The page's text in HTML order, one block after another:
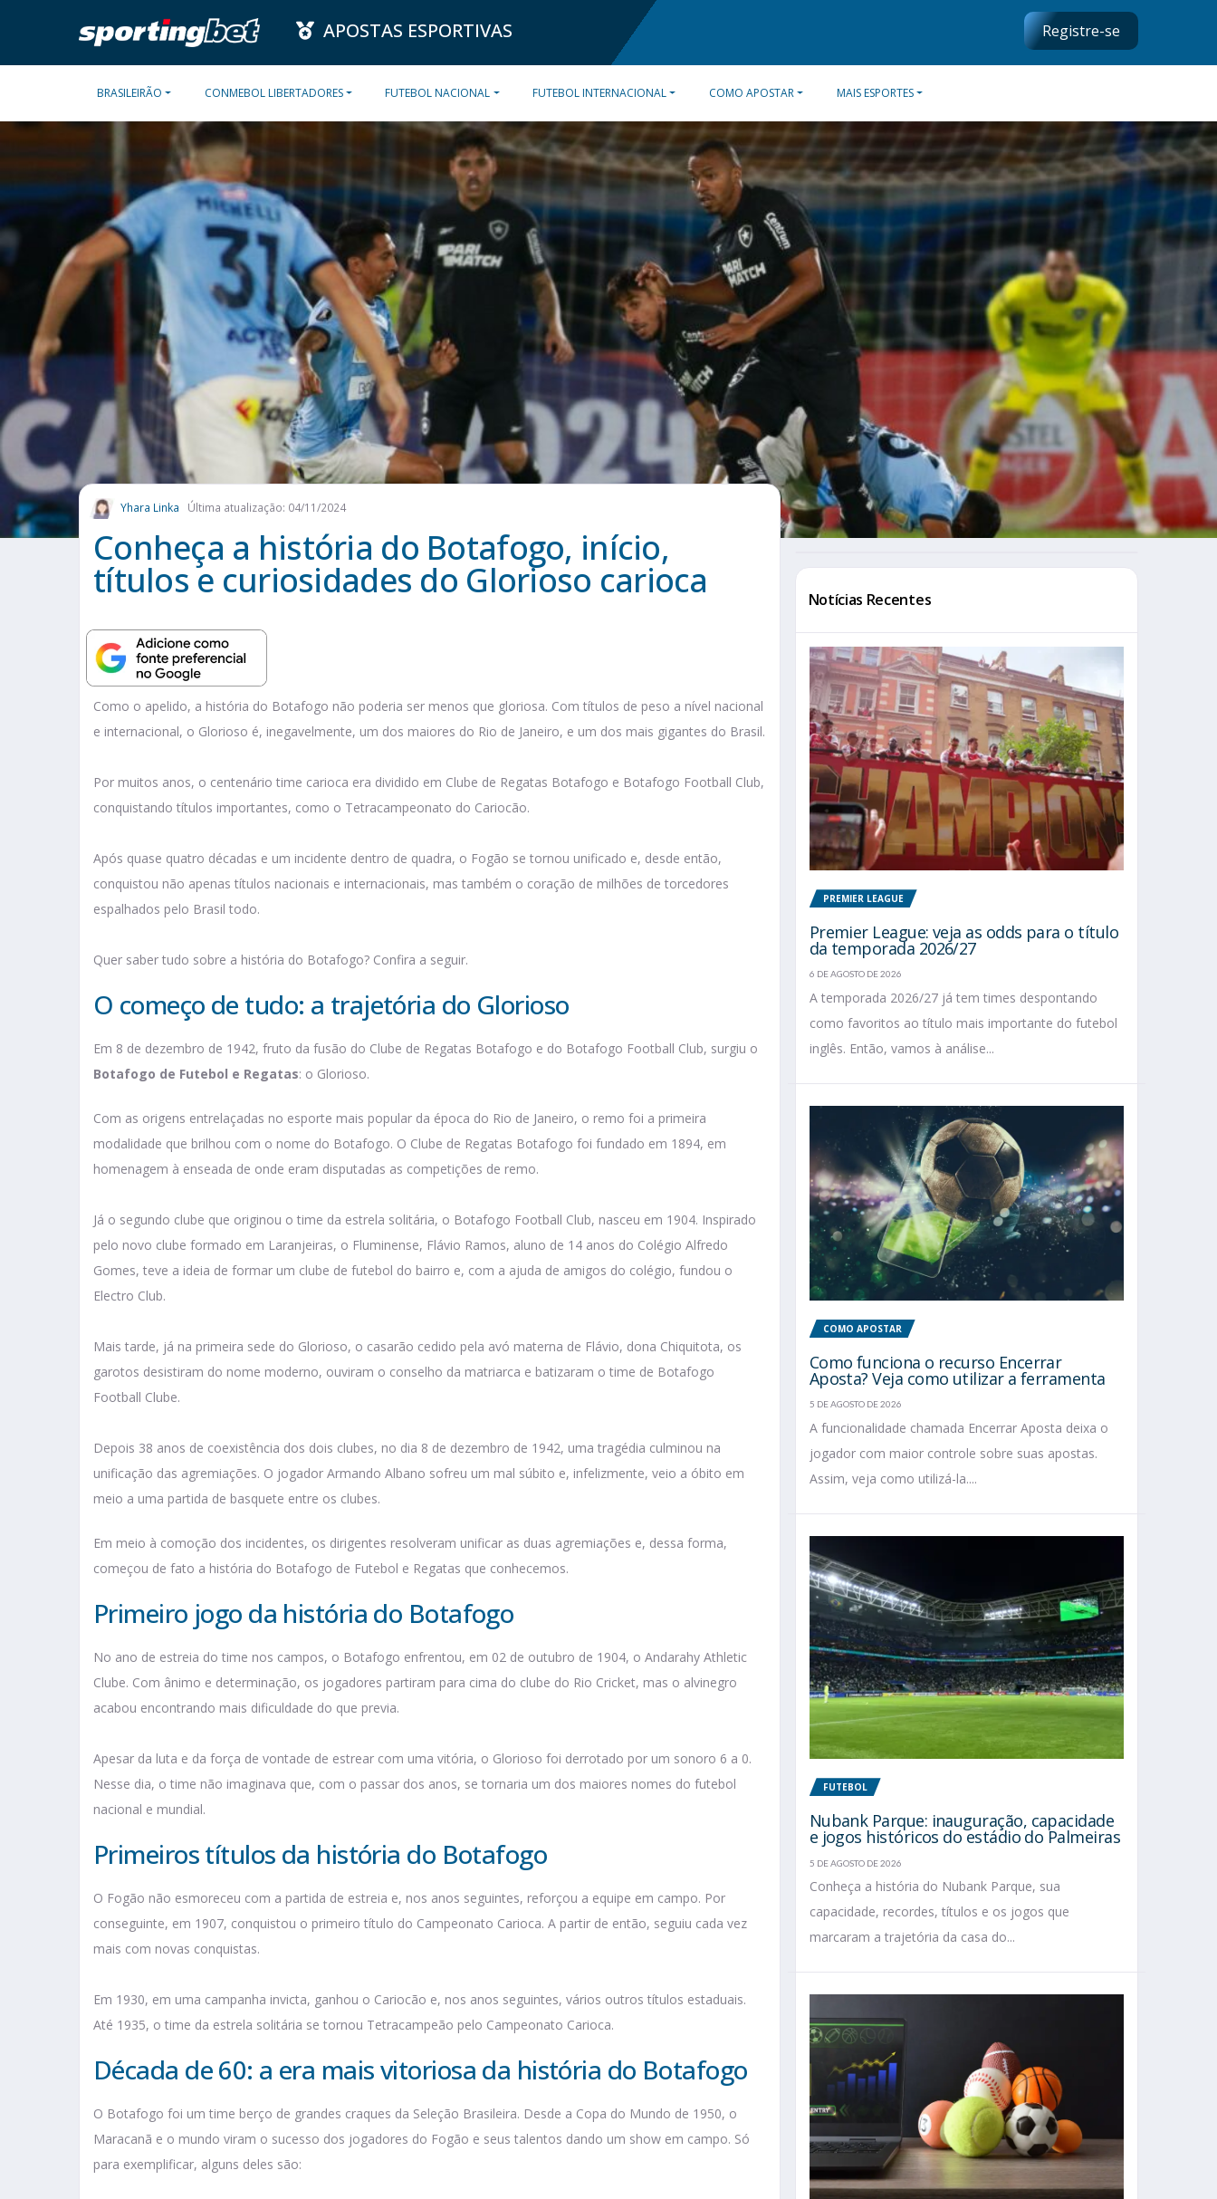
APOSTAS ESPORTIVAS Registre-se
BRASILEIRÃO CONMEBOL LIBERTADORES FUTEBOL NACIONAL FUTEBOL INTERNACIONAL COMO APOSTAR MAIS ESPORTES
Yhara Linka Última atualização: 04/11/2024
Conheça a história do Botafogo, início,
títulos e curiosidades do Glorioso carioca
Como o apelido, a história do Botafogo não poderia ser menos que gloriosa. Com títulos de peso a nível nacional
e internacional, o Glorioso é, inegavelmente, um dos maiores do Rio de Janeiro, e um dos mais gigantes do Brasil.
Por muitos anos, o centenário time carioca era dividido em Clube de Regatas Botafogo e Botafogo Football Club,
conquistando títulos importantes, como o Tetracampeonato do Cariocão.
Após quase quatro décadas e um incidente dentro de quadra, o Fogão se tornou unificado e, desde então,
conquistou não apenas títulos nacionais e internacionais, mas também o coração de milhões de torcedores
espalhados pelo Brasil todo.
Quer saber tudo sobre a história do Botafogo? Confira a seguir.
O começo de tudo: a trajetória do Glorioso
Em 8 de dezembro de 1942, fruto da fusão do Clube de Regatas Botafogo e do Botafogo Football Club, surgiu o
Botafogo de Futebol e Regatas: o Glorioso.
Com as origens entrelaçadas no esporte mais popular da época do Rio de Janeiro, o remo foi a primeira
modalidade que brilhou com o nome do Botafogo. O Clube de Regatas Botafogo foi fundado em 1894, em
homenagem à enseada de onde eram disputadas as competições de remo.
Já o segundo clube que originou o time da estrela solitária, o Botafogo Football Club, nasceu em 1904. Inspirado
pelo novo clube formado em Laranjeiras, o Fluminense, Flávio Ramos, aluno de 14 anos do Colégio Alfredo
Gomes, teve a ideia de formar um clube de futebol do bairro e, com a ajuda de amigos do colégio, fundou o
Electro Club.
Mais tarde, já na primeira sede do Glorioso, o casarão cedido pela avó materna de Flávio, dona Chiquitota, os
garotos desistiram do nome moderno, ouviram o conselho da matriarca e batizaram o time de Botafogo
Football Clube.
Depois 38 anos de coexistência dos dois clubes, no dia 8 de dezembro de 1942, uma tragédia culminou na
unificação das agremiações. O jogador Armando Albano sofreu um mal súbito e, infelizmente, veio a óbito em
meio a uma partida de basquete entre os clubes.
Em meio à comoção dos incidentes, os dirigentes resolveram unificar as duas agremiações e, dessa forma,
começou de fato a história do Botafogo de Futebol e Regatas que conhecemos.
Primeiro jogo da história do Botafogo
No ano de estreia do time nos campos, o Botafogo enfrentou, em 02 de outubro de 1904, o Andarahy Athletic
Clube. Com ânimo e determinação, os jogadores partiram para cima do clube do Rio Cricket, mas o alvinegro
acabou encontrando mais dificuldade do que previa.
Apesar da luta e da força de vontade de estrear com uma vitória, o Glorioso foi derrotado por um sonoro 6 a 0.
Nesse dia, o time não imaginava que, com o passar dos anos, se tornaria um dos maiores nomes do futebol
nacional e mundial.
Primeiros títulos da história do Botafogo
O Fogão não esmoreceu com a partida de estreia e, nos anos seguintes, reforçou a equipe em campo. Por
conseguinte, em 1907, conquistou o primeiro título do Campeonato Carioca. A partir de então, seguiu cada vez
mais com novas conquistas.
Em 1930, em uma campanha invicta, ganhou o Cariocão e, nos anos seguintes, vários outros títulos estaduais.
Até 1935, o time da estrela solitária se tornou Tetracampeão pelo Campeonato Carioca.
Década de 60: a era mais vitoriosa da história do Botafogo
O Botafogo foi um time berço de grandes craques da Seleção Brasileira. Desde a Copa do Mundo de 1950, o
Maracanã e o mundo viram o sucesso dos jogadores do Fogão e seus talentos dando um show em campo. Só
para exemplificar, alguns deles são:
Notícias Recentes
PREMIER LEAGUE
Premier League: veja as odds para o título
da temporada 2026/27
6 DE AGOSTO DE 2026
A temporada 2026/27 já tem times despontando
como favoritos ao título mais importante do futebol
inglês. Então, vamos à análise...
COMO APOSTAR
Como funciona o recurso Encerrar
Aposta? Veja como utilizar a ferramenta
5 DE AGOSTO DE 2026
A funcionalidade chamada Encerrar Aposta deixa o
jogador com maior controle sobre suas apostas.
Assim, veja como utilizá-la....
FUTEBOL
Nubank Parque: inauguração, capacidade
e jogos históricos do estádio do Palmeiras
5 DE AGOSTO DE 2026
Conheça a história do Nubank Parque, sua
capacidade, recordes, títulos e os jogos que
marcaram a trajetória da casa do...